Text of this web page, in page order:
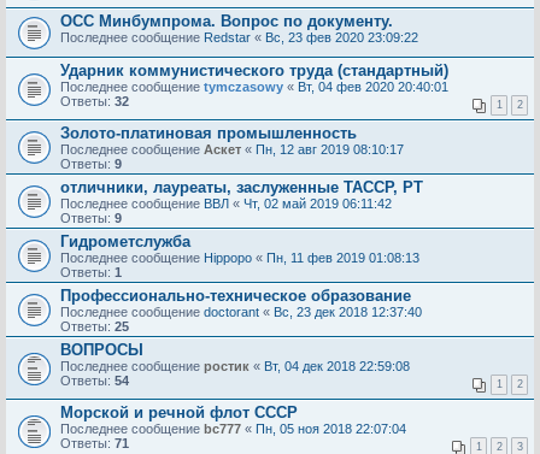
ОСС Минбумпрома. Вопрос по документу.
Последнее сообщение Redstar « Вс, 23 фев 2020 23:09:22
Ударник коммунистического труда (стандартный)
Последнее сообщение tymczasowy « Вт, 04 фев 2020 20:40:01
Ответы: 32 1 2
Золото-платиновая промышленность
Последнее сообщение Аскет « Пн, 12 авг 2019 08:10:17
Ответы: 9
отличники, лауреаты, заслуженные ТАССР, РТ
Последнее сообщение ВВЛ « Чт, 02 май 2019 06:11:42
Ответы: 9
Гидрометслужба
Последнее сообщение Hippopo « Пн, 11 фев 2019 01:08:13
Ответы: 1
Профессионально-техническое образование
Последнее сообщение doctorant « Вс, 23 дек 2018 12:37:40
Ответы: 25
ВОПРОСЫ
Последнее сообщение ростик « Вт, 04 дек 2018 22:59:08
Ответы: 54 1 2
Морской и речной флот СССР
Последнее сообщение bc777 « Пн, 05 ноя 2018 22:07:04
Ответы: 71 1 2 3